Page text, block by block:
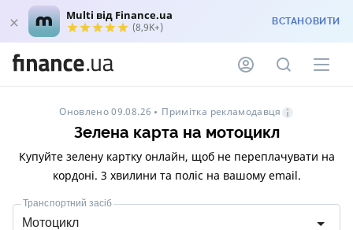
Multi від Finance.ua
(8,9K+) ВСТАНОВИТИ
Оновлено 09.08.26 Примітка рекламодавця
Зелена карта на мотоцикл
Купуйте зелену картку онлайн, щоб не переплачувати на
кордоні. 3 хвилини та поліс на вашому email.
Мотоцикл
Транспортний засіб